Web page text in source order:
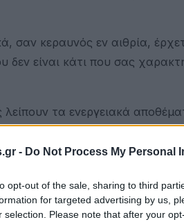
- Do Not Process My Personal
opt-out of the sale, sharing to third
for targeted advertising by us,
selection. Please note that after your
σαν κεραυνός εν αιθρία,
δεν είναι κάτι που σας
τα ενεργειακά
θα βοηθούσε για την
θα διεκδικήσετε ή θα
Μια συνεργασία